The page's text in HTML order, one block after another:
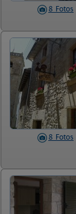
8 Fotos
8 Fotos